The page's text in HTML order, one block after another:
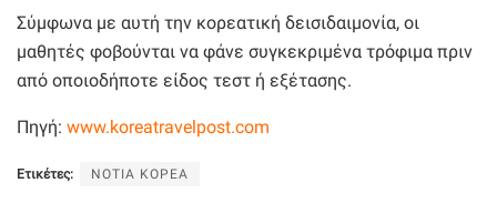
Σύμφωνα με αυτή την κορεατική δεισιδαιμονία, οι
μαθητές φοβούνται να φάνε συγκεκριμένα τρόφιμα πριν
από οποιοδήποτε είδος τεστ ή εξέτασης.
Πηγή: www.koreatravelpost.com
Ετικέτες: ΝΟΤΙΑ ΚΟΡΕΑ